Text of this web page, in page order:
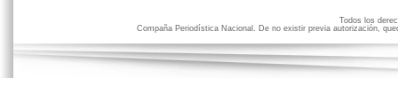
Todos los
Compaña Periodística Nacional. De no existir previa autorización,